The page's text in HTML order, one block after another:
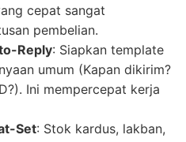
cepat sangat
pembelian.
Reply: Siapkan template
umum (Kapan dikirim?
Ini mempercepat kerja
Set: Stok kardus, lakban,